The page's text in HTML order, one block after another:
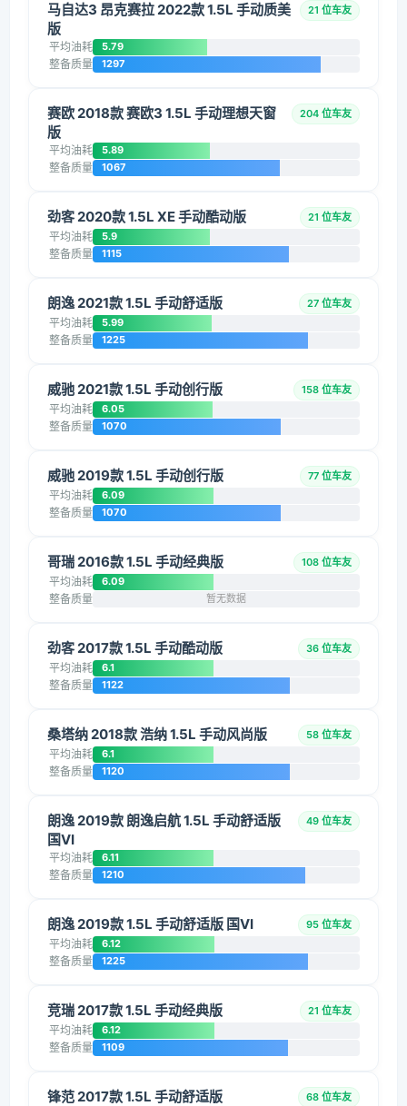
马自达3 昂克赛拉 2022款 1.5L 手动质美
版
21 位车友
平均油耗 5.79
整备质量 1297
赛欧 2018款 赛欧3 1.5L 手动理想天窗
版
204 位车友
平均油耗 5.89
整备质量 1067
劲客 2020款 1.5L XE 手动酷动版 21 位车友
平均油耗 5.9
整备质量 1115
朗逸 2021款 1.5L 手动舒适版 27 位车友
平均油耗 5.99
整备质量 1225
威驰 2021款 1.5L 手动创行版 158 位车友
平均油耗 6.05
整备质量 1070
威驰 2019款 1.5L 手动创行版 77 位车友
平均油耗 6.09
整备质量 1070
哥瑞 2016款 1.5L 手动经典版 108 位车友
平均油耗 6.09
整备质量 暂无数据
劲客 2017款 1.5L 手动酷动版 36 位车友
平均油耗 6.1
整备质量 1122
桑塔纳 2018款 浩纳 1.5L 手动风尚版 58 位车友
平均油耗 6.1
整备质量 1120
朗逸 2019款 朗逸启航 1.5L 手动舒适版
国VI
49 位车友
平均油耗 6.11
整备质量 1210
朗逸 2019款 1.5L 手动舒适版 国VI 95 位车友
平均油耗 6.12
整备质量 1225
竞瑞 2017款 1.5L 手动经典版 21 位车友
平均油耗 6.12
整备质量 1109
锋范 2017款 1.5L 手动舒适版 68 位车友